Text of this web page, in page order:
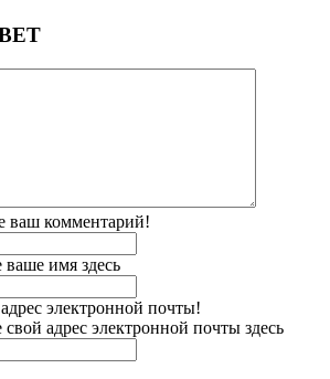
ваш комментарий!
ваше имя здесь
электронной почты!
адрес электронной почты здесь